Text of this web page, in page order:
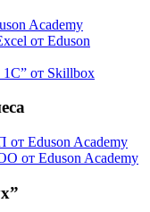
Academy
от Eduson
1С” от Skillbox
от Eduson Academy
от Eduson Academy